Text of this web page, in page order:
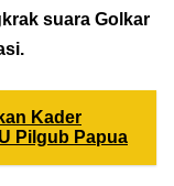
suara Golkar
Kader
Pilgub Papua